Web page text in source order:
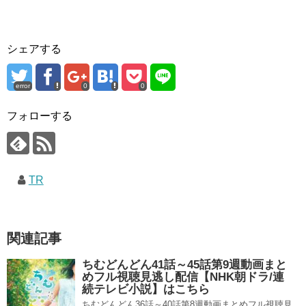
シェアする
error 0 0
フォローする
TR
関連記事
ちむどんどん41話～45話第9週動画まと
めフル視聴見逃し配信【NHK朝ドラ/連
続テレビ小説】はこちら